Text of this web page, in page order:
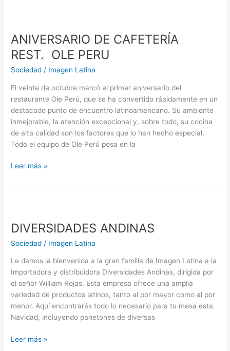
ANIVERSARIO DE CAFETERÍA
REST. OLE PERU
Sociedad / Imagen Latina
El veinte de octubre marcó el primer aniversario del
restaurante Ole Perú, que se ha convertido rápidamente en un
destacado punto de encuentro latinoamericano. Su ambiente
inmejorable, la atención excepcional y, sobre todo, su cocina
de alta calidad son los factores que lo han hecho especial.
Todo el equipo de Ole Perú posa en la
CAFETERÍA
REST. OLE
PERU
Leer más »
DIVERSIDADES ANDINAS
Sociedad / Imagen Latina
Le damos la bienvenida a la gran familia de Imagen Latina a la
Importadora y distribuidora Diversidades Andinas, dirigida por
el señor William Rojas. Esta empresa ofrece una amplia
variedad de productos latinos, tanto al por mayor como al por
menor. Aquí encontrarás todo lo necesario para tu mesa esta
Navidad, incluyendo panetones de diversas
Leer más »